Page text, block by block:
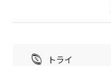
トライ